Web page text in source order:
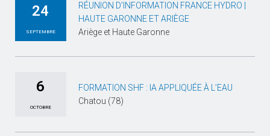
24
SEPTEMBRE
RÉUNION D’INFORMATION FRANCE HYDRO |
HAUTE GARONNE ET ARIÈGE
Ariège et Haute Garonne
6
OCTOBRE
FORMATION SHF : IA APPLIQUÉE À L’EAU
Chatou (78)